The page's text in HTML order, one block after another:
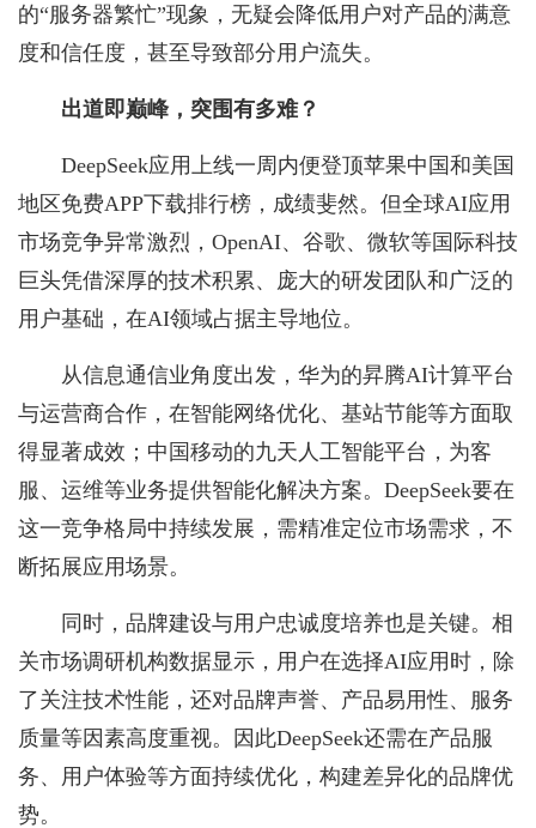
的“服务器繁忙”现象，无疑会降低用户对产品的满意
度和信任度，甚至导致部分用户流失。
出道即巅峰，突围有多难？
DeepSeek应用上线一周内便登顶苹果中国和美国
地区免费APP下载排行榜，成绩斐然。但全球AI应用
市场竞争异常激烈，OpenAI、谷歌、微软等国际科技
巨头凭借深厚的技术积累、庞大的研发团队和广泛的
用户基础，在AI领域占据主导地位。
从信息通信业角度出发，华为的昇腾AI计算平台
与运营商合作，在智能网络优化、基站节能等方面取
得显著成效；中国移动的九天人工智能平台，为客
服、运维等业务提供智能化解决方案。DeepSeek要在
这一竞争格局中持续发展，需精准定位市场需求，不
断拓展应用场景。
同时，品牌建设与用户忠诚度培养也是关键。相
关市场调研机构数据显示，用户在选择AI应用时，除
了关注技术性能，还对品牌声誉、产品易用性、服务
质量等因素高度重视。因此DeepSeek还需在产品服
务、用户体验等方面持续优化，构建差异化的品牌优
势。